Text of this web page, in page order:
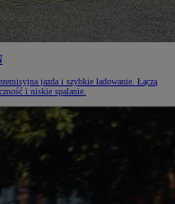
jazda i szybkie ładowanie. Łączą
i niskie spalanie.